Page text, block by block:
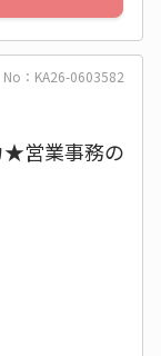
No：KA26-0603582
★営業事務の